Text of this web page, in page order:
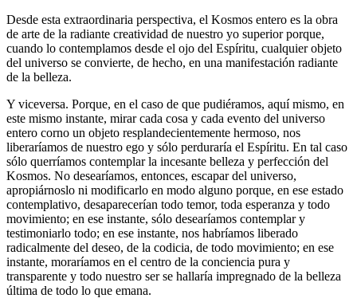
Desde esta extraordinaria perspectiva, el Kosmos entero es la obra
de arte de la radiante creatividad de nuestro yo superior porque,
cuando lo contemplamos desde el ojo del Espíritu, cualquier objeto
del universo se convierte, de hecho, en una manifestación radiante
de la belleza.
Y viceversa. Porque, en el caso de que pudiéramos, aquí mismo, en
este mismo instante, mirar cada cosa y cada evento del universo
entero corno un objeto resplandecientemente hermoso, nos
liberaríamos de nuestro ego y sólo perduraría el Espíritu. En tal caso
sólo querríamos contemplar la incesante belleza y perfección del
Kosmos. No desearíamos, entonces, escapar del universo,
apropiárnoslo ni modificarlo en modo alguno porque, en ese estado
contemplativo, desaparecerían todo temor, toda esperanza y todo
movimiento; en ese instante, sólo desearíamos contemplar y
testimoniarlo todo; en ese instante, nos habríamos liberado
radicalmente del deseo, de la codicia, de todo movimiento; en ese
instante, moraríamos en el centro de la conciencia pura y
transparente y todo nuestro ser se hallaría impregnado de la belleza
última de todo lo que emana.